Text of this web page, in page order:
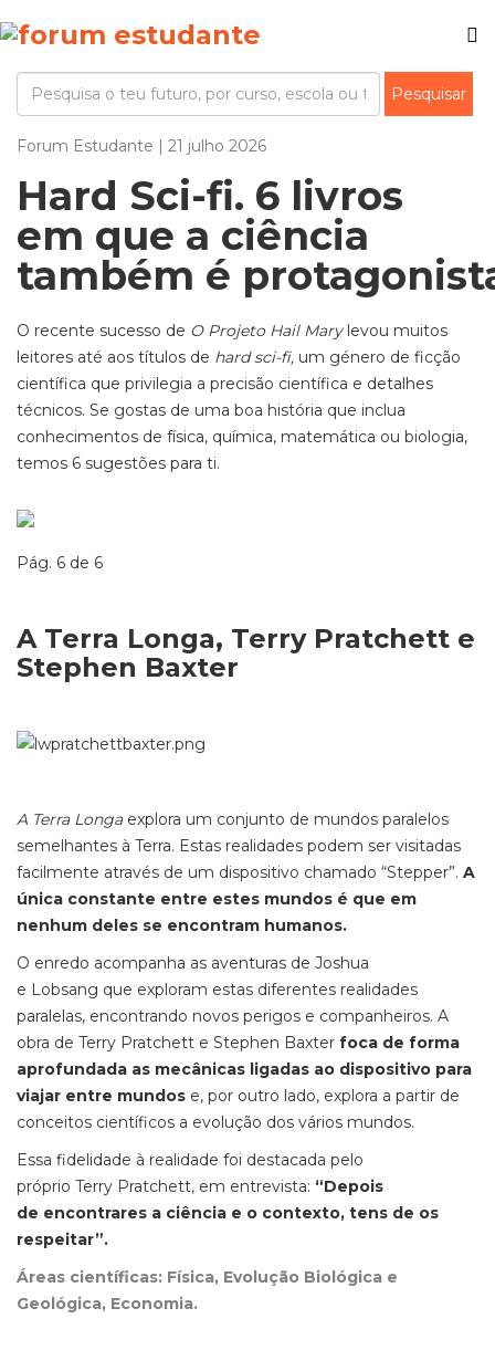
Forum Estudante | 21 julho 2026
Hard Sci-fi. 6 livros
em que a ciência
também é
O recente sucesso de O Projeto Hail Mary levou muitos
leitores até aos títulos de hard sci-fi, um género de ficção
científica que privilegia a precisão científica e detalhes
técnicos. Se gostas de uma boa história que inclua
conhecimentos de física, química, matemática ou biologia,
temos 6 sugestões para ti.
Pág. 6 de 6
A Terra Longa, Terry Pratchett e
Stephen Baxter
A Terra Longa explora um conjunto de mundos paralelos
semelhantes à Terra. Estas realidades podem ser visitadas
facilmente através de um dispositivo chamado “Stepper”. A
única constante entre estes mundos é que em
nenhum deles se encontram humanos.
O enredo acompanha as aventuras de Joshua
e Lobsang que exploram estas diferentes realidades
paralelas, encontrando novos perigos e companheiros. A
obra de Terry Pratchett e Stephen Baxter foca de forma
aprofundada as mecânicas ligadas ao dispositivo para
viajar entre mundos e, por outro lado, explora a partir de
conceitos científicos a evolução dos vários mundos.
Essa fidelidade à realidade foi destacada pelo
próprio Terry Pratchett, em entrevista: “Depois
de encontrares a ciência e o contexto, tens de os
respeitar”.
Áreas científicas: Física, Evolução Biológica e
Geológica, Economia.